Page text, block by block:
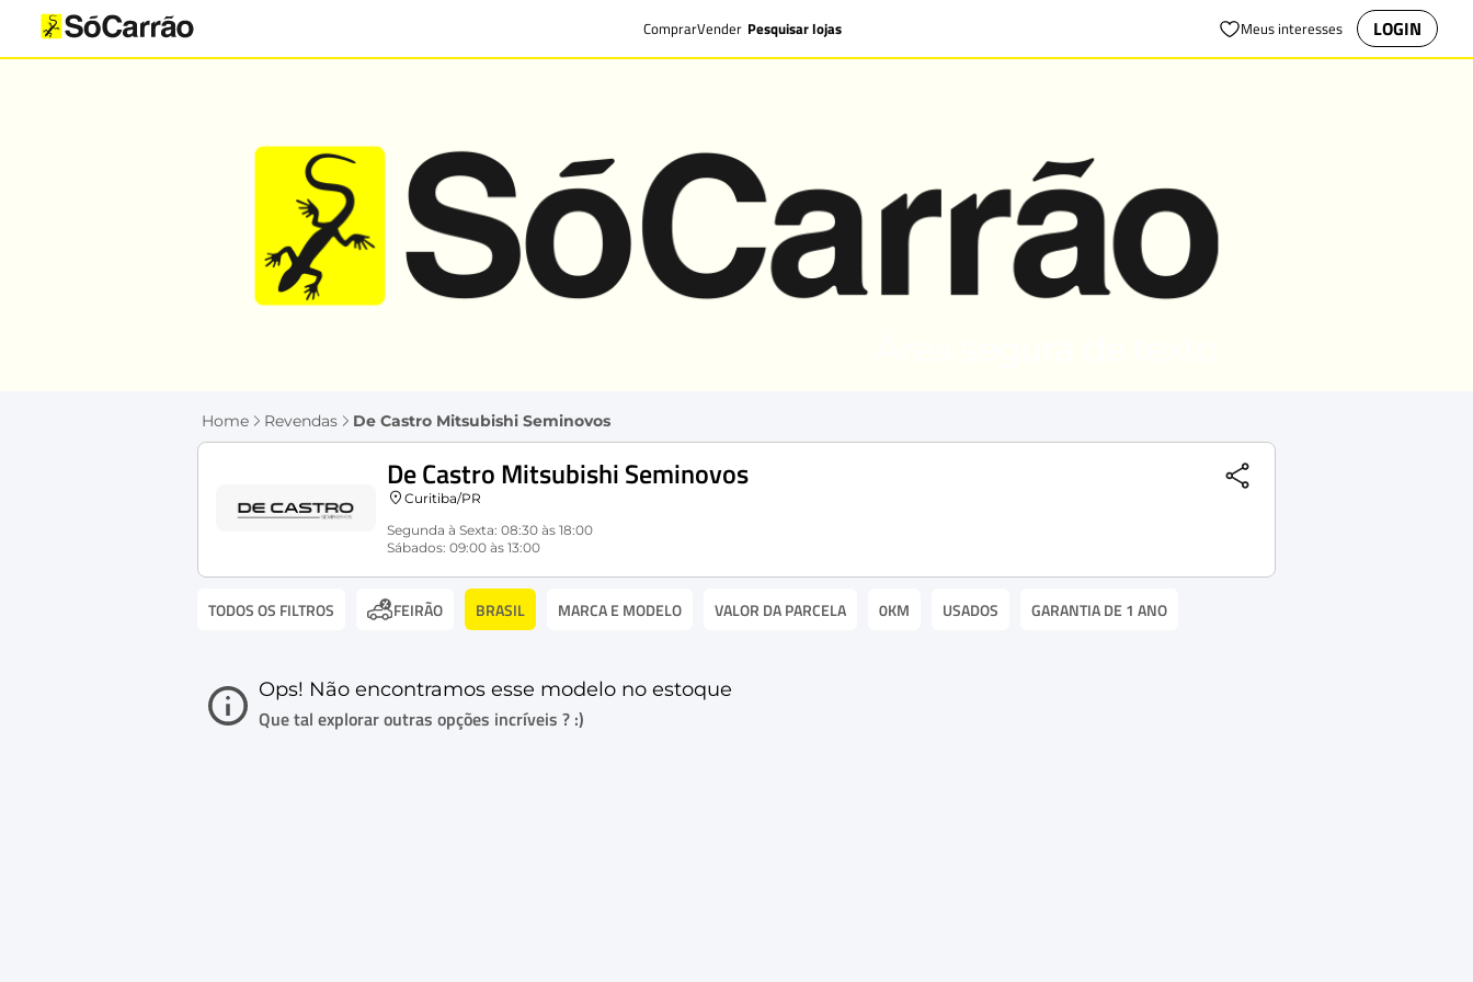
ComprarVender Pesquisar lojas Meus interesses LOGIN
Home Revendas De Castro Mitsubishi Seminovos
De Castro Mitsubishi Seminovos
Curitiba/PR
Segunda à Sexta: 08:30 às 18:00
Sábados: 09:00 às 13:00
TODOS OS FILTROS FEIRÃO BRASIL MARCA E MODELO VALOR DA PARCELA 0KM USADOS GARANTIA DE 1 ANO
Ops! Não encontramos esse modelo no estoque
Que tal explorar outras opções incríveis ? :)